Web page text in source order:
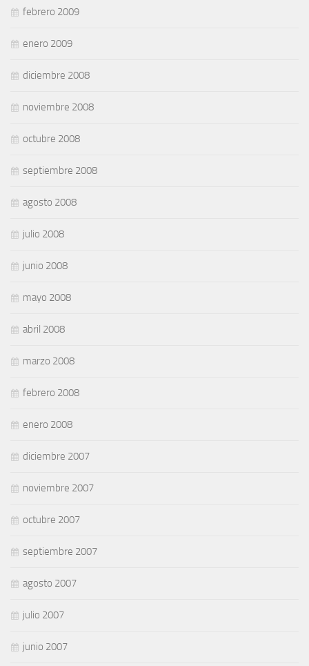
febrero 2009
enero 2009
diciembre 2008
noviembre 2008
octubre 2008
septiembre 2008
agosto 2008
julio 2008
junio 2008
mayo 2008
abril 2008
marzo 2008
febrero 2008
enero 2008
diciembre 2007
noviembre 2007
octubre 2007
septiembre 2007
agosto 2007
julio 2007
junio 2007